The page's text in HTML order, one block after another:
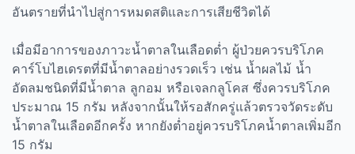
อันตรายที่นำไปสู่การหมดสติและการเสียชีวิตได้
เมื่อมีอาการของภาวะน้ำตาลในเลือดต่ำ ผู้ป่วยควรบริโภค
คาร์โบไฮเดรตที่มีน้ำตาลอย่างรวดเร็ว เช่น น้ำผลไม้ น้ำ
อัดลมชนิดที่มีน้ำตาล ลูกอม หรือเจลกลูโคส ซึ่งควรบริโภค
ประมาณ 15 กรัม หลังจากนั้นให้รอสักครู่แล้วตรวจวัดระดับ
น้ำตาลในเลือดอีกครั้ง หากยังต่ำอยู่ควรบริโภคน้ำตาลเพิ่มอีก
15 กรัม